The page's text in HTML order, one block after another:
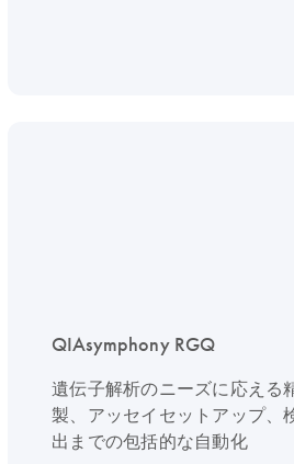
QIAsymphony RGQ
遺伝子解析のニーズに応える
製、アッセイセットアップ、
出までの包括的な自動化